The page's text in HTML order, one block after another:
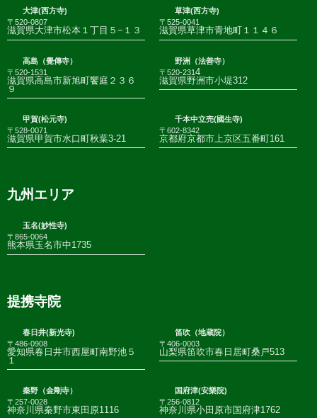
大津(西方寺)
〒520-0807
滋賀県大津市松本１丁目５−１３
草津(西方寺)
〒525-0041
滋賀県草津市青地町１１４６
高島（覺傳寺）
〒520-1531
滋賀県高島市新旭町饗庭２３６
９
野洲（法善寺）
〒520-2314
滋賀県野洲市小堤312
甲賀(松元寺)
〒528-0071
滋賀県甲賀市水口町秋葉3-21
千本中立売(國生寺)
〒602-8342
京都府京都市上京区五番町161
九州エリア
玉名(妙性寺)
〒865-0064
熊本県玉名市中1735
提携寺院
春日井(新光寺)
〒486-0908
愛知県春日井市西屋町南野池５
１
笛吹（地蔵院）
〒406-0003
山梨県笛吹市春日居町桑戸513
秦野（金剛寺）
〒257-0028
神奈川県秦野市東田原1116
国府津(安樂院)
〒256-0812
神奈川県小田原市国府津1762